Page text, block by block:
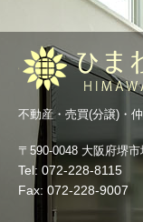
不動産・売買(分譲)・
〒590-0048 大阪府堺
Tel: 072-228-8115
Fax: 072-228-9007